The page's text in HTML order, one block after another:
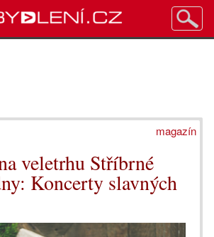
magazín
veletrhu Stříbrné
Koncerty slavných